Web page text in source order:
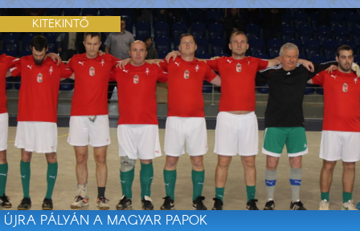
ÚJRA PÁLYÁN A MAGYAR PAPOK
KITEKINTŐ